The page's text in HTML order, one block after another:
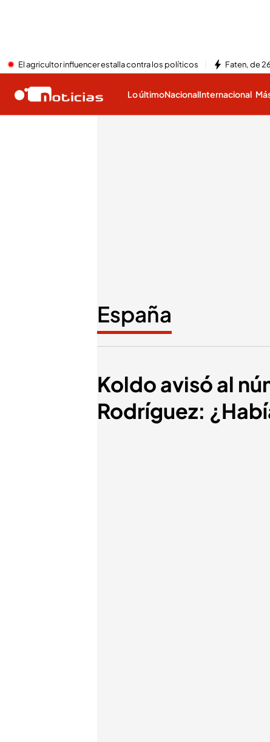
El agricultor influencer estalla contra los políticos Faten, de
Lo últimoNacionalInternacional
España
Koldo avisó al
Rodríguez: